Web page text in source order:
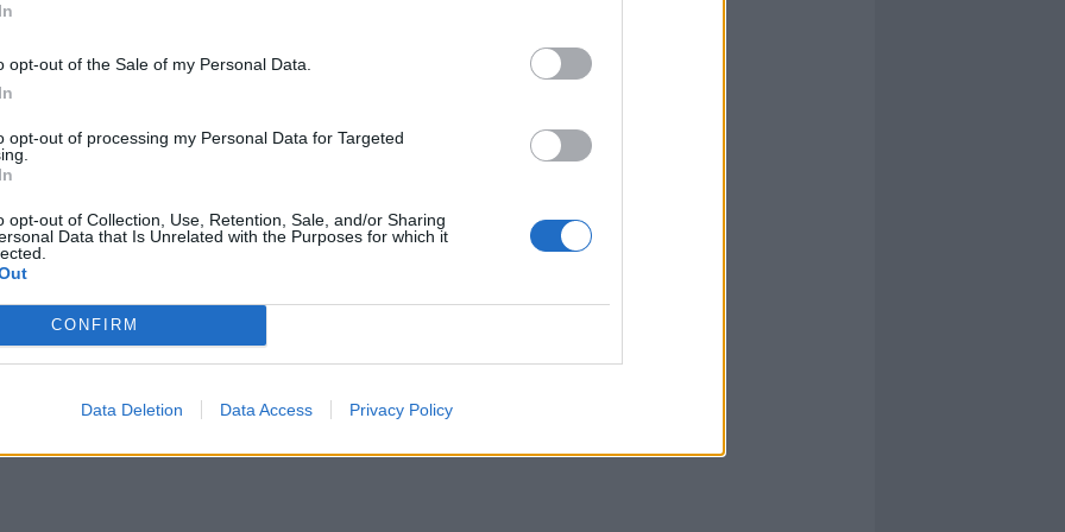
opt-out of the Sale of my Personal Data.
opt-out of processing my Personal Data for Targeted
opt-out of Collection, Use, Retention, Sale, and/or Sharing
Data that Is Unrelated with the Purposes for which it
CONFIRM
Data Deletion Data Access Privacy Policy
di Joe Biden alla Casa Bianca. A
alla guida della polizia di
Pittman ha preso il posto di Steven Sund
dopo i fatti del 6 gennaio. Diversi
ha confermato, sono stati sospesi
le indagini sull’assalto al